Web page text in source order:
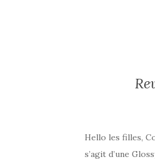
Hello les filles,
s’agit d’une